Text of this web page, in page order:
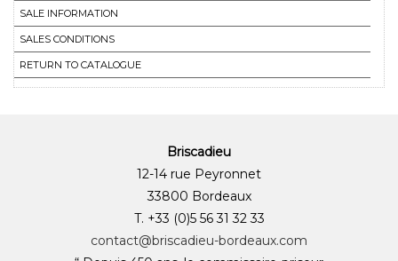
SALE INFORMATION
SALES CONDITIONS
RETURN TO CATALOGUE
Briscadieu
12-14 rue Peyronnet
33800 Bordeaux
T. +33 (0)5 56 31 32 33
contact@briscadieu-bordeaux.com